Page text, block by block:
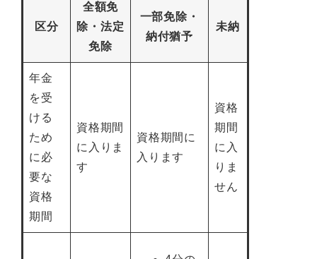
区分
全額免
除・法定
免除
一部免除・
納付猶予
未納
年金
を受
ける
ため
に必
要な
資格
期間
資格期間
に入りま
す
資格期間に
入ります
資格
期間
に入
りま
せん